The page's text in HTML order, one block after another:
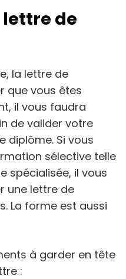
de
la lettre de
que vous êtes
il vous faudra
de valider votre
diplôme. Si vous
sélective telle
spécialisée, il vous
une lettre de
La forme est aussi
à garder en tête
: